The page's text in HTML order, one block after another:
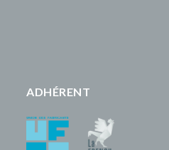
ADHÉRENT